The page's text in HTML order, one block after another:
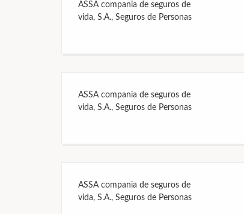
ASSA compania de seguros de
vida, S.A., Seguros de Personas
ASSA compania de seguros de
vida, S.A., Seguros de Personas
ASSA compania de seguros de
vida, S.A., Seguros de Personas